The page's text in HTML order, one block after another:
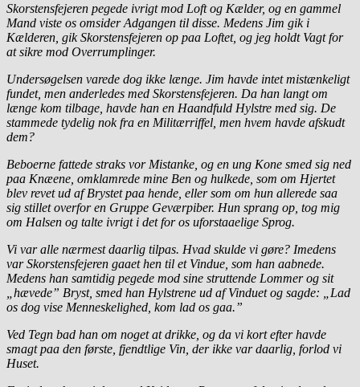
Skorstensfejeren pegede ivrigt mod Loft og Kælder, og en gammel
Mand viste os omsider Adgangen til disse. Medens Jim gik i
Kælderen, gik Skorstensfejeren op paa Loftet, og jeg holdt Vagt for
at sikre mod Overrumplinger.
Undersøgelsen varede dog ikke længe. Jim havde intet mistænkeligt
fundet, men anderledes med Skorstensfejeren. Da han langt om
længe kom tilbage, havde han en Haandfuld Hylstre med sig. De
stammede tydelig nok fra en Militærriffel, men hvem havde afskudt
dem?
Beboerne fattede straks vor Mistanke, og en ung Kone smed sig ned
paa Knæene, omklamrede mine Ben og hulkede, som om Hjertet
blev revet ud af Brystet paa hende, eller som om hun allerede saa
sig stillet overfor en Gruppe Geværpiber. Hun sprang op, tog mig
om Halsen og talte ivrigt i det for os uforstaaelige Sprog.
Vi var alle nærmest daarlig tilpas. Hvad skulde vi gøre? Imedens
var Skorstensfejeren gaaet hen til et Vindue, som han aabnede.
Medens han samtidig pegede mod sine struttende Lommer og sit
„hævede” Bryst, smed han Hylstrene ud af Vinduet og sagde: „Lad
os dog vise Menneskelighed, kom lad os gaa.”
Ved Tegn bad han om noget at drikke, og da vi kort efter havde
smagt paa den første, fjendtlige Vin, der ikke var daarlig, forlod vi
Huset.